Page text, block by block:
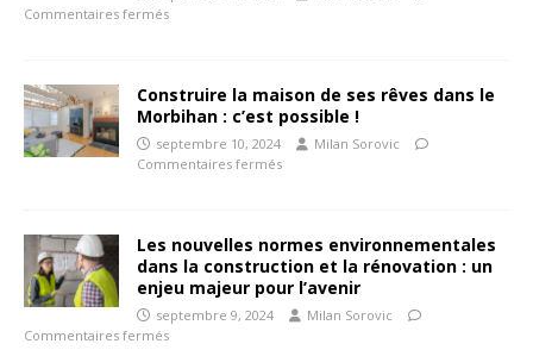
Commentaires fermés
Construire la maison de ses rêves dans le
Morbihan : c’est possible !
septembre 10, 2024
Milan Sorovic
Commentaires fermés
Les nouvelles normes environnementales
dans la construction et la rénovation : un
enjeu majeur pour l’avenir
septembre 9, 2024
Milan Sorovic
Commentaires fermés